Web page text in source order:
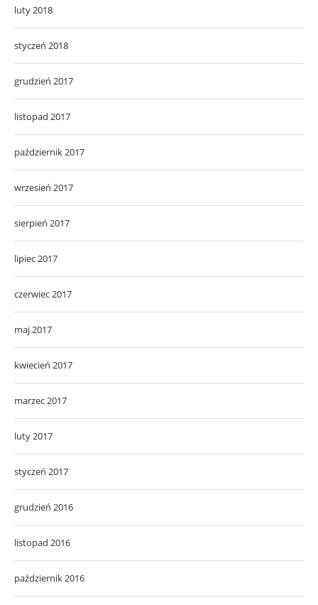
luty 2018
styczeń 2018
grudzień 2017
listopad 2017
październik 2017
wrzesień 2017
sierpień 2017
lipiec 2017
czerwiec 2017
maj 2017
kwiecień 2017
marzec 2017
luty 2017
styczeń 2017
grudzień 2016
listopad 2016
październik 2016